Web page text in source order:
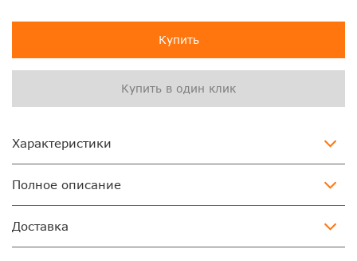
Купить
Купить в один клик
Характеристики
Полное описание
Доставка